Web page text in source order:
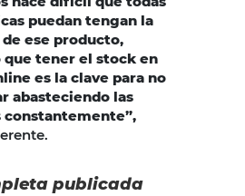
puedan tengan la
ese producto,
que tener el stock en
es la clave para no
abasteciendo las
constantemente”,
publicada